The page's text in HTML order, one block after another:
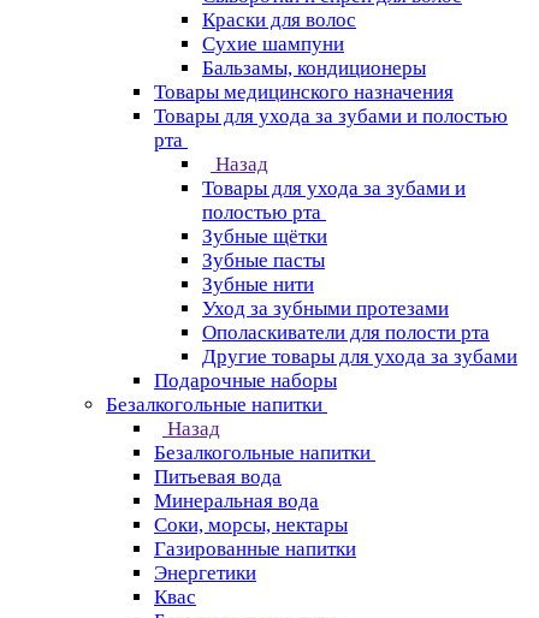
Краски для волос
Сухие шампуни
Бальзамы, кондиционеры
Товары медицинского назначения
Товары для ухода за зубами и полостью
рта
Назад
Товары для ухода за зубами и
полостью рта
Зубные щётки
Зубные пасты
Зубные нити
Уход за зубными протезами
Ополаскиватели для полости рта
Другие товары для ухода за зубами
Подарочные наборы
Безалкогольные напитки
Назад
Безалкогольные напитки
Питьевая вода
Минеральная вода
Соки, морсы, нектары
Газированные напитки
Энергетики
Квас